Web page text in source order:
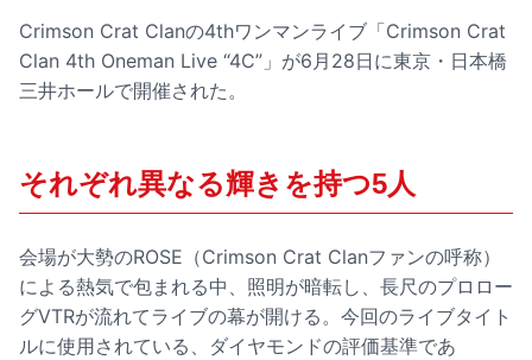
Crimson Crat Clanの4thワンマンライブ「Crimson Crat
Clan 4th Oneman Live “4C”」が6月28日に東京・日本橋
三井ホールで開催された。
それぞれ異なる輝きを持つ5人
会場が大勢のROSE（Crimson Crat Clanファンの呼称）
による熱気で包まれる中、照明が暗転し、長尺のプロロー
グVTRが流れてライブの幕が開ける。今回のライブタイト
ルに使用されている、ダイヤモンドの評価基準であ